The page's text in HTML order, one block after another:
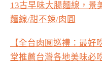
13古早味大腸麵線，景
麵線/甜不辣/肉圓
【全台肉圓巡禮：最
堂推薦台灣各地美味必